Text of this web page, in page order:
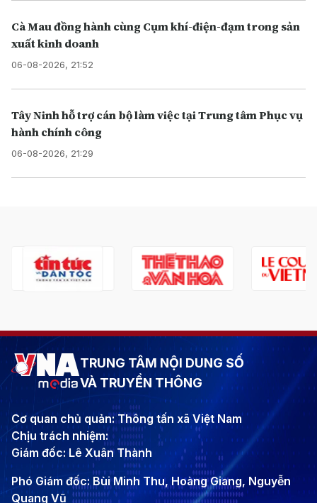
Cà Mau đồng hành cùng Cụm khí-điện-đạm trong sản
xuất kinh doanh
06-08-2026, 21:52
Tây Ninh hỗ trợ cán bộ làm việc tại Trung tâm Phục vụ
hành chính công
06-08-2026, 21:29
TRUNG TÂM NỘI DUNG SỐ
VÀ TRUYỀN THÔNG
Cơ quan chủ quản: Thông tấn xã Việt Nam
Chịu trách nhiệm:
Giám đốc: Lê Xuân Thành
Phó Giám đốc: Bùi Minh Thu, Hoàng Giang, Nguyễn
Quang Vũ